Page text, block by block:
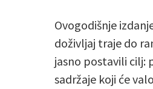
Ovogodišnje
doživljaj traje do
jasno postavili cilj:
sadržaje koji će